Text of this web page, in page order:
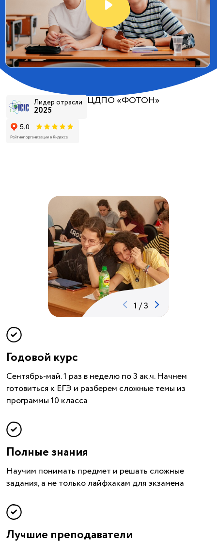
Лидер отрасли
2025
ЦДПО «ФОТОН»
1 /3
Годовой курс
Сентябрь-май. 1 раз в неделю по 3 ак.ч. Начнем
готовиться к ЕГЭ и разберем сложные темы из
программы 10 класса
Полные знания
Научим понимать предмет и решать сложные
задания, а не только лайфхакам для экзамена
Лучшие преподаватели